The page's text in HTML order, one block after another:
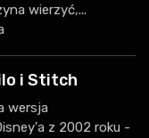
wierzyć,...
i Stitch
wersja
z 2002 roku -